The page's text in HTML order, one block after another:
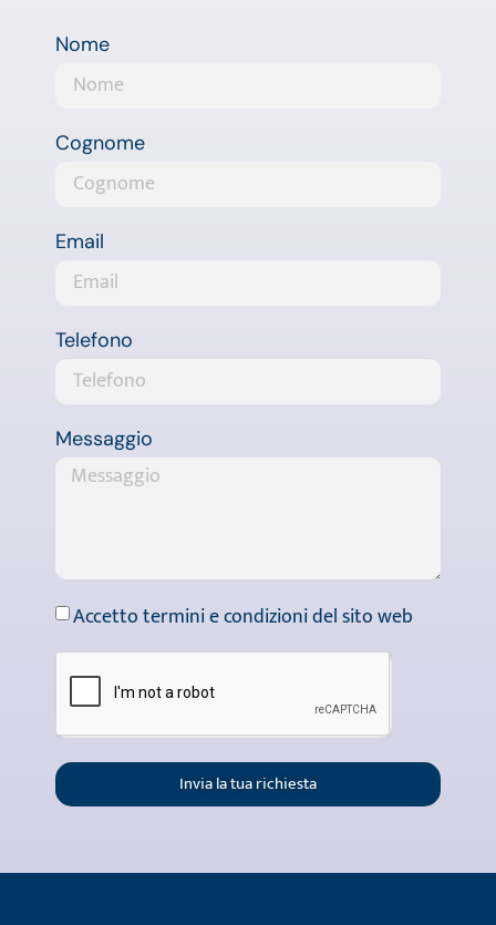
Nome
Cognome
Email
Telefono
Messaggio
Accetto termini e condizioni del sito web
Invia la tua richiesta